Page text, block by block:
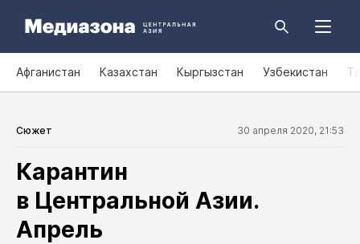
Афганистан Казахстан Кыргызстан Узбекистан
Сюжет 30 апреля 2020, 21:53
Карантин
в Центральной Азии.
Апрель